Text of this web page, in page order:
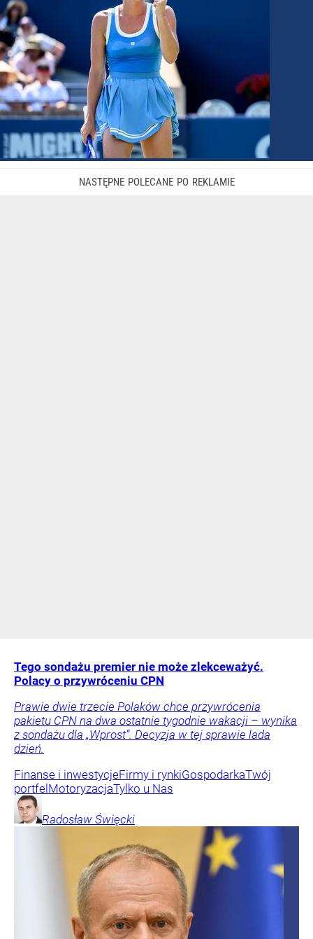
Tego sondażu premier nie może zlekceważyć.
Polacy o przywróceniu CPN
Prawie dwie trzecie Polaków chce przywrócenia
pakietu CPN na dwa ostatnie tygodnie wakacji – wynika
z sondażu dla „Wprost”. Decyzja w tej sprawie lada
dzień.
Finanse i inwestycjeFirmy i rynkiGospodarkaTwój
portfel MotoryzacjaTylko u Nas
Radosław Święcki